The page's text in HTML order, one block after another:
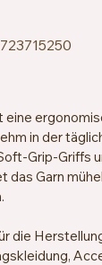
eine
in der
Grip-Griffs
das Garn
die